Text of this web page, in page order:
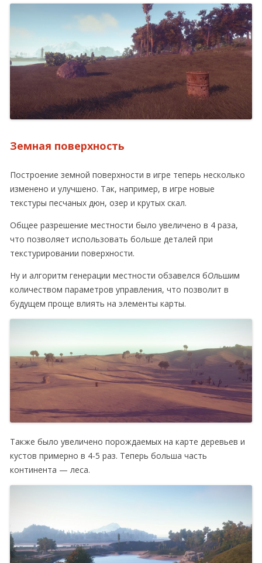
Земная поверхность
Построение земной поверхности в игре теперь несколько
изменено и улучшено. Так, например, в игре новые
текстуры песчаных дюн, озер и крутых скал.
Общее разрешение местности было увеличено в 4 раза,
что позволяет использовать больше деталей при
текстурировании поверхности.
Ну и алгоритм генерации местности обзавелся бОльшим
количеством параметров управления, что позволит в
будущем проще влиять на элементы карты.
Также было увеличено порождаемых на карте деревьев и
кустов примерно в 4-5 раз. Теперь больша часть
континента — леса.